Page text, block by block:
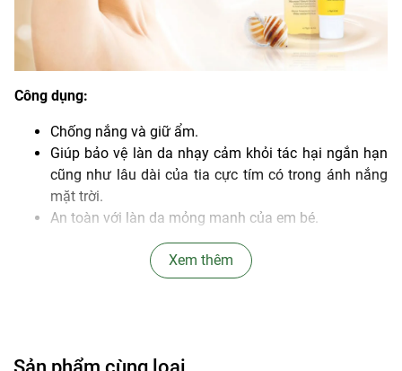
Công dụng:
Chống nắng và giữ ẩm.
Giúp bảo vệ làn da nhạy cảm khỏi tác hại ngắn hạn
cũng như lâu dài của tia cực tím có trong ánh nắng
mặt trời.
An toàn với làn da mỏng manh của em bé.
Methoxydibenzoylmethane, Benzophenone-4,
Xem thêm